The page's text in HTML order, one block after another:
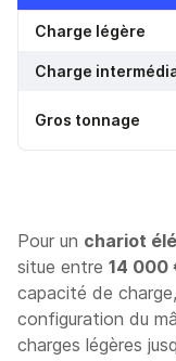
Charge légère
Charge
Gros tonnage
Pour un chariot
situe entre 14 000
capacité de
configuration du
charges légères